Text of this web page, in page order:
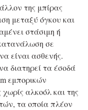
της μπίρας
μεταξύ όγκου και
στάσιμη ή
σε
είναι ασθενής.
διατηρεί τα έσοδά
εμπορικών
αλκοόλ και της
τα οποία πλέον